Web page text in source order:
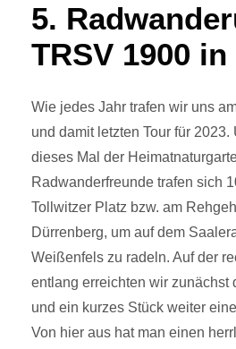
5.
TRSV 1900 in
Wie jedes Jahr trafen wir uns
und damit letzten Tour für
dieses Mal der
Radwanderfreunde trafen sich
Tollwitzer Platz bzw. am
Dürrenberg, um auf dem
Weißenfels zu radeln. Auf der
entlang erreichten wir zunächst
und ein kurzes Stück weiter
Von hier aus hat man einen